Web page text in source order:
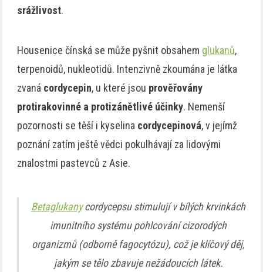
srážlivost.
Housenice čínská se může pyšnit obsahem glukanů,
terpenoidů, nukleotidů. Intenzivně zkoumána je látka
zvaná cordycepin, u které jsou prověřovány
protirakovinné a protizánětlivé účinky. Nemenší
pozornosti se těší i kyselina cordycepinová, v jejímž
poznání zatím ještě vědci pokulhávají za lidovými
znalostmi pastevců z Asie.
Betaglukanycordycepsu stimulují v bílých krvinkách
imunitního systému pohlcování cizorodých
organizmů (odborně fagocytózu), což je klíčový děj,
jakým se tělo zbavuje nežádoucích látek.